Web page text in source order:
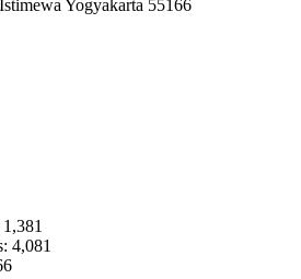
Yogyakarta 55166
1,381
4,081